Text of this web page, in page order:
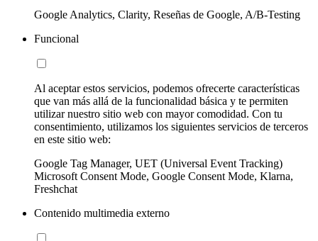
Google Analytics, Clarity, Reseñas de Google, A/B-Testing
Funcional
Al aceptar estos servicios, podemos ofrecerte características
que van más allá de la funcionalidad básica y te permiten
utilizar nuestro sitio web con mayor comodidad. Con tu
consentimiento, utilizamos los siguientes servicios de terceros
en este sitio web:
Google Tag Manager, UET (Universal Event Tracking)
Microsoft Consent Mode, Google Consent Mode, Klarna,
Freshchat
Contenido multimedia externo